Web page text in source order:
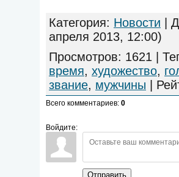
Категория: Новости |
апреля 2013, 12:00)
Просмотров: 1621 |
время, художество,
звание, мужчины |
Всего комментариев: 0
Войдите:
Отправить